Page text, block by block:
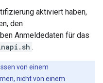
aktiviert haben,
den
Anmeldedaten für das
.
von einem
nicht von einem